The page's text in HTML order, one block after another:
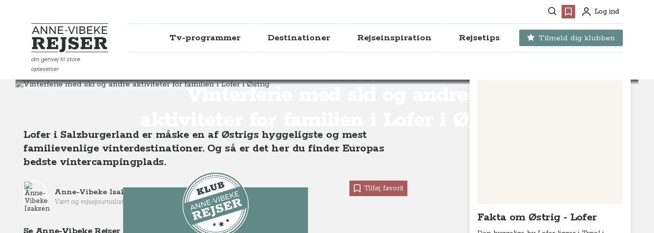
Søg Favoritter
ProfilLog ind
Anne-Vibeke Rejser
din genvej til store
oplevelser
Tv-programmer Destinationer Rejseinspiration Rejsetips Tilmeld dig klubben
Vinterferie med ski og andre
Destinationer
Lofer i Salzburgerland er måske en af Østrigs hyggeligste og mest
familievenlige vinterdestinationer. Og så er det her du finder Europas
bedste vintercampingplads.
Anne-Vibeke Isaksen
Vært og rejsejournalist
Tilføj favorit
Fakta om Østrig - Lofer